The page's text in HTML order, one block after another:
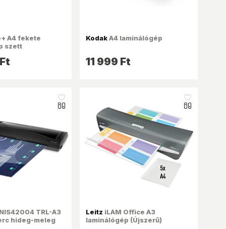
A4 fekete
szett
KodakA4 laminálógép
11 999 Ft
like_16
TRL-A3
hideg-meleg
like_16
Leitz iLAM Office A3
laminálógép (Újszerű)